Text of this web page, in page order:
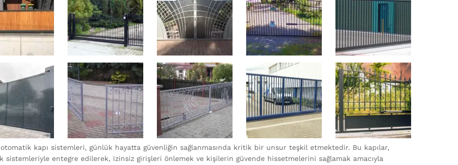
otomatik kapı sistemleri, günlük hayatta güvenliğin sağlanmasında kritik bir unsur teşkil etmektedir. Bu kapılar,
sistemleriyle entegre edilerek, izinsiz girişleri önlemek ve kişilerin güvende hissetmelerini sağlamak amacıyla